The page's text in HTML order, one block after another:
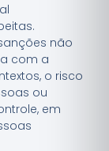
não
com a
o risco
ou
em